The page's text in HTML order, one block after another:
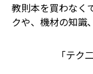
教則本を買わなく
クや、機材の知識
「テク